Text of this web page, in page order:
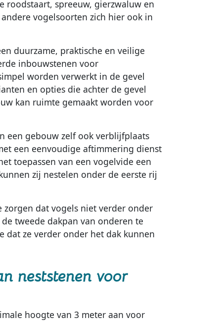
roodstaart, spreeuw, gierzwaluw en
vogelsoorten zich hier ook in
duurzame, praktische en veilige
inbouwstenen voor
worden verwerkt in de gevel
en opties die achter de gevel
kan ruimte gemaakt worden voor
een gebouw zelf ook verblijfplaats
een eenvoudige aftimmering dienst
toepassen van een vogelvide een
zij nestelen onder de eerste rij
zorgen dat vogels niet verder onder
tweede dakpan van onderen te
dat ze verder onder het dak kunnen
neststenen voor
hoogte van 3 meter aan voor